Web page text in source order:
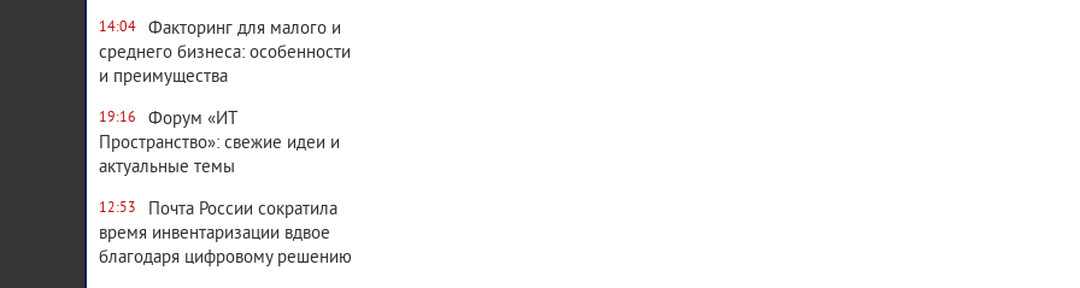
14:04
Факторинг для малого и
среднего бизнеса: особенности
и преимущества
19:16
Форум «ИТ
Пространство»: свежие идеи и
актуальные темы
12:53
Почта России сократила
время инвентаризации вдвое
благодаря цифровому решению